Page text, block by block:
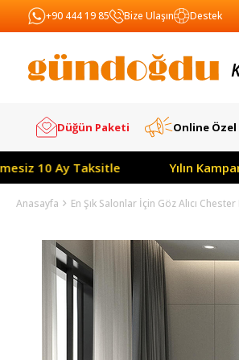
+90 444 19 85 Bize Ulaşın Destek
Düğün Paketi Online Özel
Yılın Kampanyası: Tüm
Anasayfa En Şık Salonlar İçin Göz Alıcı